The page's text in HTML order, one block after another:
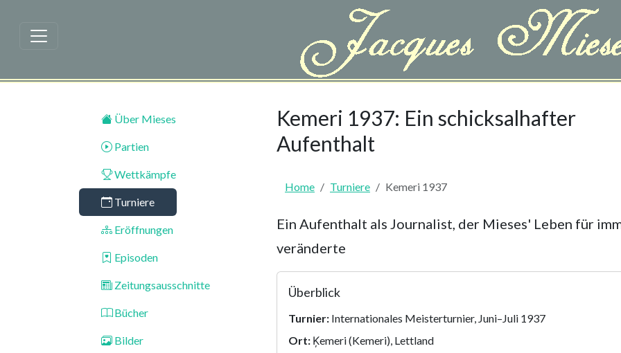
Über Mieses
Partien
Wettkämpfe
Turniere
Eröffnungen
Episoden
Zeitungsausschnitte
Bücher
Bilder
Kemeri 1937: Ein schicksalhafter
Aufenthalt
Home Turniere Kemeri 1937
Ein Aufenthalt als Journalist, der Mieses' Leben für
veränderte
Überblick
Turnier: Internationales Meisterturnier, Juni–Juli 1937
Ort: Ķemeri (Kemeri), Lettland